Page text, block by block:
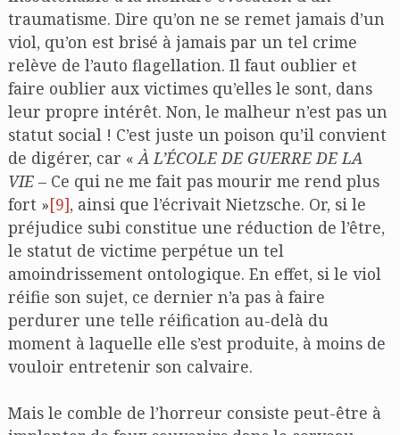
traumatisme. Dire qu’on ne se remet jamais d’un
viol, qu’on est brisé à jamais par un tel crime
relève de l’auto flagellation. Il faut oublier et
faire oublier aux victimes qu’elles le sont, dans
leur propre intérêt. Non, le malheur n’est pas un
statut social ! C’est juste un poison qu’il convient
de digérer, car «À L’ÉCOLE DE GUERRE DE LA
VIE –Ce qui ne me fait pas mourir me rend plus
fort »[9], ainsi que l’écrivait Nietzsche. Or, si le
préjudice subi constitue une réduction de l’être,
le statut de victime perpétue un tel
amoindrissement ontologique. En effet, si le viol
réifie son sujet, ce dernier n’a pas à faire
perdurer une telle réification au-delà du
moment à laquelle elle s’est produite, à moins de
vouloir entretenir son calvaire.
Mais le comble de l’horreur consiste peut-être à